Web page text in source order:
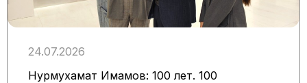
24.07.2026
Нурмухамат Имамов: 100 лет. 100